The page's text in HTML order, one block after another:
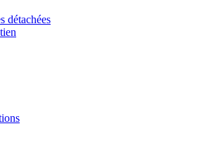
détachées